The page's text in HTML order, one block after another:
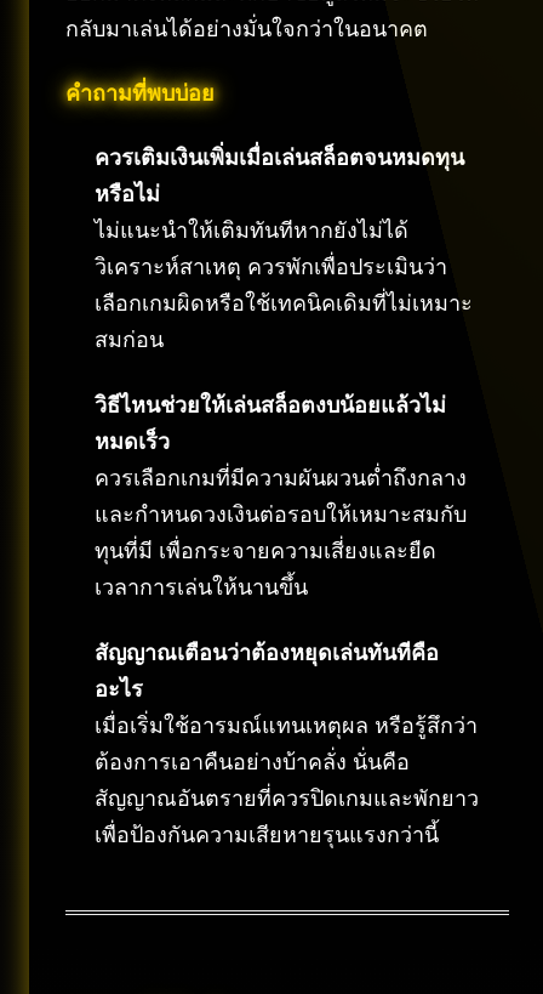
กลับมาเล่นได้อย่างมั่นใจกว่าในอนาคต
คำถามที่พบบ่อย
ควรเติมเงินเพิ่มเมื่อเล่นสล็อตจนหมดทุน
หรือไม่
ไม่แนะนำให้เติมทันทีหากยังไม่ได้
วิเคราะห์สาเหตุ ควรพักเพื่อประเมินว่า
เลือกเกมผิดหรือใช้เทคนิคเดิมที่ไม่เหมาะ
สมก่อน
วิธีไหนช่วยให้เล่นสล็อตงบน้อยแล้วไม่
หมดเร็ว
ควรเลือกเกมที่มีความผันผวนต่ำถึงกลาง
และกำหนดวงเงินต่อรอบให้เหมาะสมกับ
ทุนที่มี เพื่อกระจายความเสี่ยงและยืด
เวลาการเล่นให้นานขึ้น
สัญญาณเตือนว่าต้องหยุดเล่นทันทีคือ
อะไร
เมื่อเริ่มใช้อารมณ์แทนเหตุผล หรือรู้สึกว่า
ต้องการเอาคืนอย่างบ้าคลั่ง นั่นคือ
สัญญาณอันตรายที่ควรปิดเกมและพักยาว
เพื่อป้องกันความเสียหายรุนแรงกว่านี้